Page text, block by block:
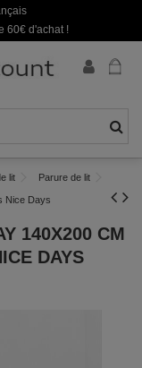
60€ d'achat !
lit Parure de lit
Nice Days
140X200 CM
DAYS